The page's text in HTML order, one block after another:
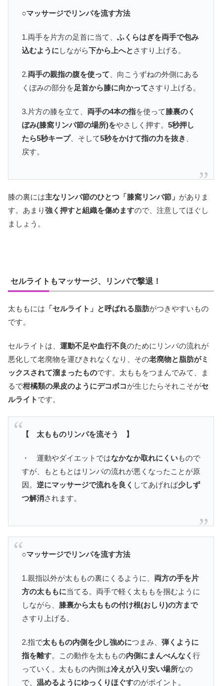
○マッサージでリンパを流す方法
1.両手を片方の足首に当て、 ふくらはぎを両手で包み
込むように しながら下から上へと さすり上げる。
2.両手の親指の腹を使って 、向こうずねの外側にある
くぼみの部分を足首から膝に向かってさすり上げる。
3.片方の膝を立て、 両手の4本の指を使って膝裏のく
ぼみ(膝窩リンパ節の場所)をやさしく押す。 5秒押し
たら5秒キープ、そして5秒をかけて指の力を抜き
戻す。
膝の裏には主なリンパ節のひとつ「膝窩リンパ節」 がありま
す。あまり強く押すと組織を傷めますので、注意してほぐし
ましょう。
セルライトもマッサージ、リンパで撃退！
太ももには 「セルライト」と呼ばれる脂肪がつきやすいもの
です。
セルライトは、 運動不足や血行不良のためにリンパの流れが
悪化して老廃物を運びきれなくなり、その老廃物と脂肪がミ
ックスされて溜まったものです。太ももをつまんでみて、ま
るで柑橘類の果皮のようにデコボコが生じたらそれこそがセ
ルライト です。
【 太もものリンパを流そう 】
・ 運動やダイエットではなかなか取れにくいもので
すが、もともとはリンパの流れが悪くなったことが原
因。 逆にマッサージで流れを良く してあげれば少しず
つ解消されます。
○マッサージでリンパを流す方法
1.親指以外が太ももの裏にくるように、 両方の手を片
方の太ももに当てる。両手で軽く太ももを掴むように
しながら、 膝裏から太ももの付け根(おしり)の方まで
さすり上げる。
2.指で太ももの内側を少し強めにつまみ、 弾くように
指を離す。この動作を太ももの内側にまんべんなく 行
っていく。太ももの内側は冷えが入り安い場所なの
で、 温めるようにゆっくりほぐすのがポイント。